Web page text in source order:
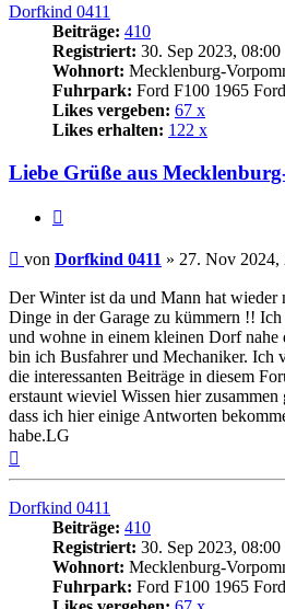
Dorfkind 0411
Beiträge: 410
Registriert: 30. Sep 2023, 08:00
Wohnort: Mecklenburg-
Fuhrpark: Ford F100 1965
Likes vergeben: 67 x
Likes erhalten: 122 x
Liebe Grüße aus
Beitrag
von Dorfkind 0411 » 27. Nov 2024,
Der Winter ist da und Mann hat wieder
Dinge in der Garage zu kümmern !!
und wohne in einem kleinen Dorf nahe
bin ich Busfahrer und Mechaniker. Ich
die interessanten Beiträge in diesem
erstaunt wieviel Wissen hier
dass ich hier einige Antworten
habe.LG
Dorfkind 0411
Beiträge: 410
Registriert: 30. Sep 2023, 08:00
Wohnort: Mecklenburg-
Fuhrpark: Ford F100 1965